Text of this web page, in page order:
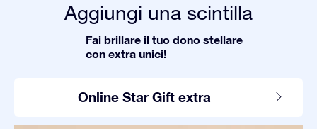
Aggiungi una scintilla
Fai brillare il tuo dono stellare
con extra unici!
Online Star Gift extra